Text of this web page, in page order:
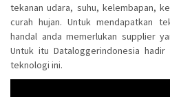
tekanan udara, suhu, kelembapan,
curah hujan. Untuk mendapatkan
handal anda memerlukan supplier
Untuk itu Dataloggerindonesia
teknologi ini.